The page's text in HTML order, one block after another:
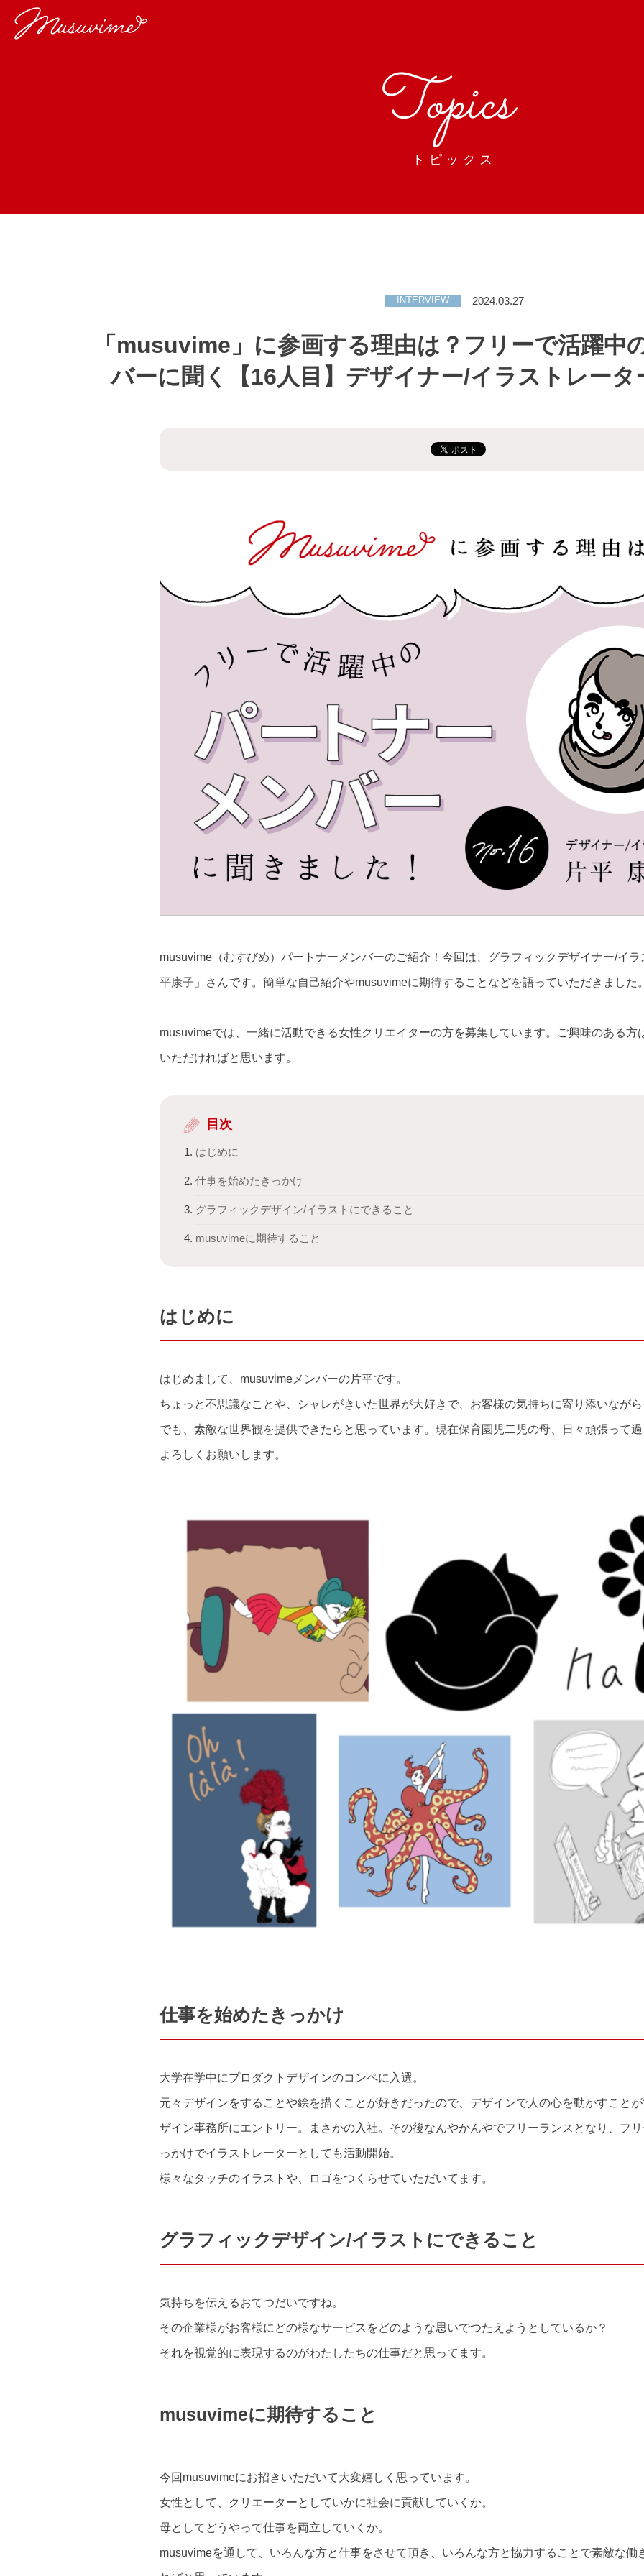
Topics
トピックス
INTERVIEW 2024.03.27
「musuvime」に参画する理由は？フリーで活躍中
バーに聞く【16人目】デザイナー/イラストレータ
musuvime（むすびめ）パートナーメンバーのご紹介！今回は、グラフィックデザイナー/イ
平康子」さんです。簡単な自己紹介やmusuvimeに期待することなどを語っていただきました。
musuvimeでは、一緒に活動できる女性クリエイターの方を募集しています。 ご興味のある方
いただければと思います。
目次
はじめに
仕事を始めたきっかけ
グラフィックデザイン/イラストにできること
musuvimeに期待すること
はじめに
はじめまして、musuvimeメンバーの片平です。
ちょっと不思議なことや、シャレがきいた世界が大好きで、お客様の気持ちに寄り添いなが
でも、素敵な世界観を提供できたらと思っています。現在保育園児二児の母、日々頑張って過
よろしくお願いします。
仕事を始めたきっかけ
大学在学中にプロダクトデザインのコンペに入選。
元々デザインをすることや絵を描くことが好きだったので、デザインで人の心を動かすこと
ザイン事務所にエントリー。まさかの入社。その後なんやかんやでフリーランスとなり、フ
っかけでイラストレーターとしても活動開始。
様々なタッチのイラストや、ロゴをつくらせていただいてます。
グラフィックデザイン/イラストにできること
気持ちを伝えるおてつだいですね。
その企業様がお客様にどの様なサービスをどのような思いでつたえようとしているか？
それを視覚的に表現するのがわたしたちの仕事だと思ってます。
musuvimeに期待すること
今回musuvimeにお招きいただいて大変嬉しく思っています。
女性として、クリエーターとしていかに社会に貢献していくか。
母としてどうやって仕事を両立していくか。
musuvimeを通して、いろんな方と仕事をさせて頂き、 いろんな方と協力することで素敵な働